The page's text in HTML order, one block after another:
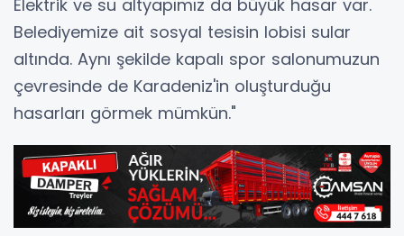
Elektrik ve su altyapımız da büyük hasar var.
Belediyemize ait sosyal tesisin lobisi sular
altında. Aynı şekilde kapalı spor salonumuzun
çevresinde de Karadeniz'in oluşturduğu
hasarları görmek mümkün."